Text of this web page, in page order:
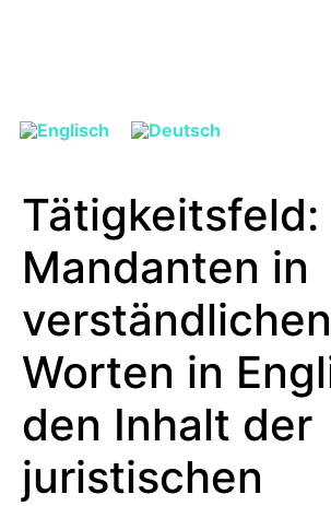
Tätigkeitsfeld:
Mandanten in
verständlichen
Worten in
den Inhalt der
juristischen